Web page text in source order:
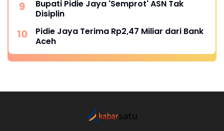
Bupati Pidie Jaya 'Semprot' ASN Tak
Disiplin
Pidie Jaya Terima Rp2,47 Miliar dari Bank
Aceh